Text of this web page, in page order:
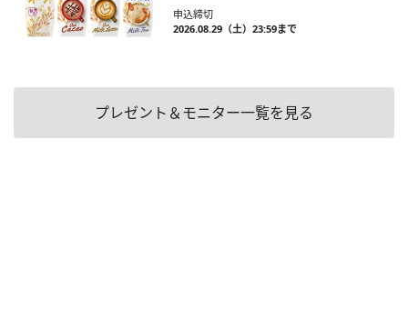
申込締切
2026.08.29（土）23:59まで
プレゼント＆モニター一覧を見る